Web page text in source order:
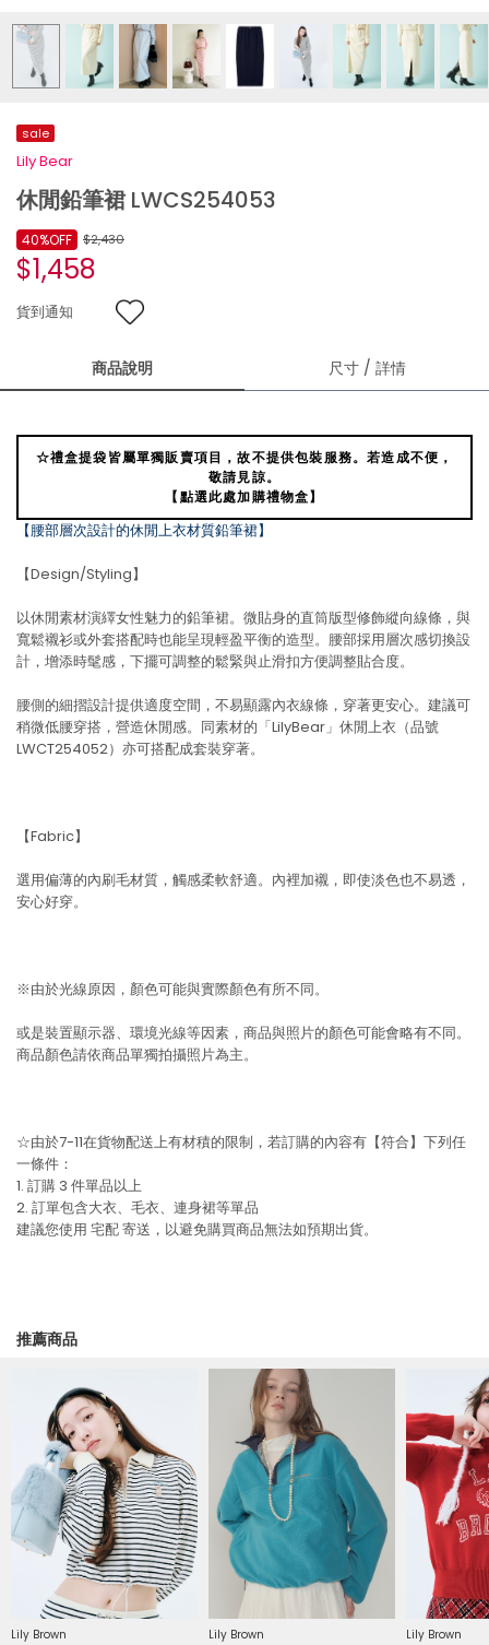
sale
Lily Bear
休閒鉛筆裙 LWCS254053
$2,430
$1,458
40%OFF
貨到通知
商品說明 尺寸 / 詳情
☆禮盒提袋皆屬單獨販賣項目，故不提供包裝服務。若造成不便，
敬請見諒。
【點選此處加購禮物盒】
【腰部層次設計的休閒上衣材質鉛筆裙】
【Design/Styling】
以休閒素材演繹女性魅力的鉛筆裙。微貼身的直筒版型修飾縱向線條，與
寬鬆襯衫或外套搭配時也能呈現輕盈平衡的造型。腰部採用層次感切換設
計，增添時髦感，下擺可調整的鬆緊與止滑扣方便調整貼合度。
腰側的細摺設計提供適度空間，不易顯露內衣線條，穿著更安心。建議可
稍微低腰穿搭，營造休閒感。同素材的「LilyBear」休閒上衣（品號
LWCT254052）亦可搭配成套裝穿著。
【Fabric】
選用偏薄的內刷毛材質，觸感柔軟舒適。內裡加襯，即使淡色也不易透，
安心好穿。
※由於光線原因，顏色可能與實際顏色有所不同。
或是裝置顯示器、環境光線等因素，商品與照片的顏色可能會略有不同。
商品顏色請依商品單獨拍攝照片為主。
☆由於7-11在貨物配送上有材積的限制，若訂購的內容有【符合】下列任
一條件：
1. 訂購 3 件單品以上
2. 訂單包含大衣、毛衣、連身裙等單品
建議您使用 宅配寄送，以避免購買商品無法如預期出貨。
推薦商品
Lily Brown Lily Brown Lily Brown